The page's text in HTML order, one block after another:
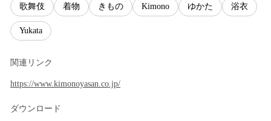
歌舞伎 着物 きもの Kimono ゆかた 浴衣
Yukata
関連リンク
https://www.kimonoyasan.co.jp/
ダウンロード